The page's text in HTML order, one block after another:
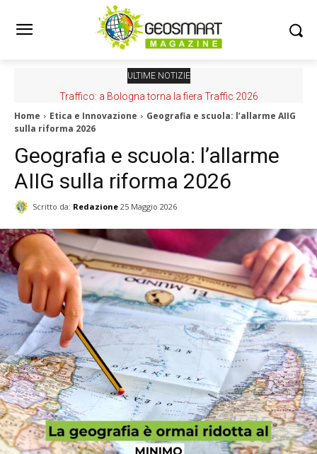
ULTIME NOTIZIE
Traffico: a Bologna torna la fiera Traffic 2026
Home Etica e Innovazione
Geografia e scuola: l’allarme AIIG
sulla riforma 2026
Geografia e scuola: l’allarme
AIIG sulla riforma 2026
Scritto da: Redazione 25 Maggio 2026